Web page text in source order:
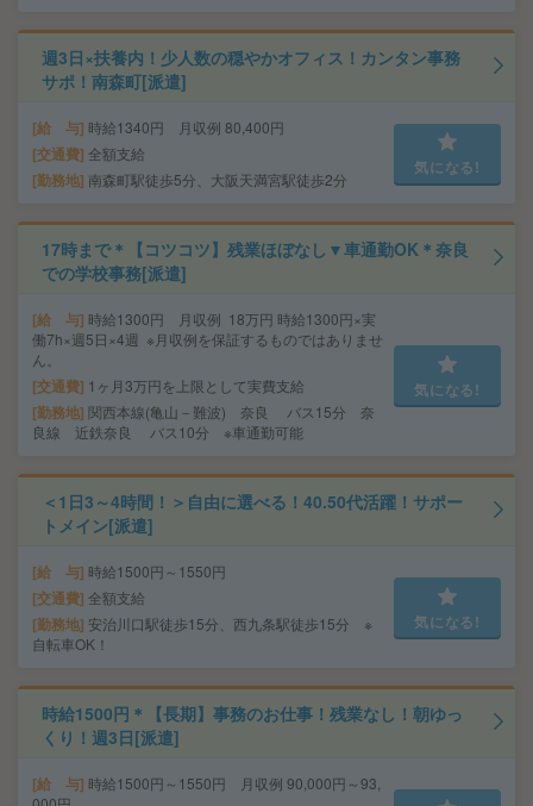
週3日×扶養内！少人数の穏やかオフィス！カンタン事務
サポ！南森町[派遣]
給 与 時給1340円 月収例 80,400円
交通費 全額支給
勤務地 南森町駅徒歩5分、大阪天満宮駅徒歩2分
気になる!
17時まで＊【コツコツ】残業ほぼなし▼車通勤OK＊奈良
での学校事務[派遣]
給 与 時給1300円 月収例 18万円 時給1300円×実
働7h×週5日×4週 ※月収例を保証するものではありませ
ん。
交通費 1ヶ月3万円を上限として実費支給
勤務地 関西本線(亀山－難波) 奈良 バス15分 奈
良線 近鉄奈良 バス10分 ※車通勤可能
気になる!
＜1日3～4時間！＞自由に選べる！40.50代活躍！サポー
トメイン[派遣]
給 与 時給1500円～1550円
交通費 全額支給
勤務地 安治川口駅徒歩15分、西九条駅徒歩15分 ※
自転車OK！
気になる!
時給1500円＊【長期】事務のお仕事！残業なし！朝ゆっ
くり！週3日[派遣]
給 与 時給1500円～1550円 月収例 90,000円～93,